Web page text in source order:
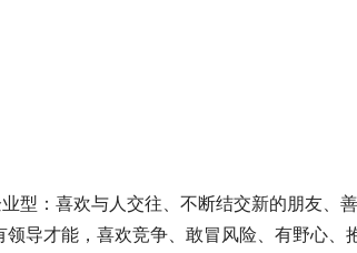
型：喜欢与人交往、不断结交新的朋友、
导才能，喜欢竞争、敢冒风险、有野心、